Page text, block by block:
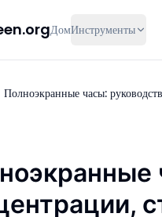
ДомИнструменты
Полноэкранные часы: